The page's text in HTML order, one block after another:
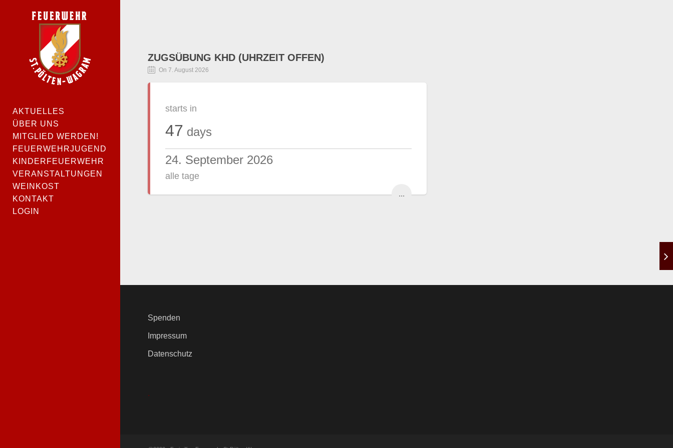
AKTUELLES
ÜBER UNS
MITGLIED WERDEN!
FEUERWEHRJUGEND
KINDERFEUERWEHR
VERANSTALTUNGEN
WEINKOST
KONTAKT
LOGIN
ZUGSÜBUNG KHD (UHRZEIT OFFEN)
On 7. August 2026
starts in
47 days
24. September 2026
alle tage
...
Spenden
Impressum
Datenschutz
.